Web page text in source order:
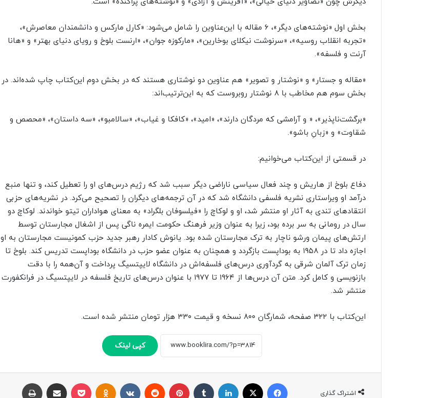
بخش اول «نوشته‌های دیگر»، ۶ مقاله با این‌عناوین را شامل می‌شود: «کارل مارکس و دانشمندان معاصرش»،
«تجربه انقلاب روسیه»، «سرنوشت نیکلای بوخارین»، «مارکوزه جوان»، «ارنست بلوخ و رویای دنیای بهتر» و «هانا
آرنت و فلسفه».
«مقاله و جستار» و «نوشتار و تصویر» هم عناوین دو نوشتاری هستند که در بخش دوم این‌کتاب چاپ شده‌اند. در
بخش سوم هم مخاطب با ۸ نوشتار روبروست که به این‌ترتیب‌اند:
«برگشت‌ناپذیر»، « و آرامشی که مردگان دارند»، «امید»، «کافکا و غیاب»، «سالامبو»، «سه داستان»، «محصص و
شقاوت» و «زبانِ باشو».
در قسمتی از این‌کتاب می‌خوانیم:
دفاع بلوخ از هاریش و چند فعال سیاسی ناراضی دیگر سبب شد که رژیم درس‌های او را تعطیل کند، و تنها منبع
درآمد او ویراستاری نشریه فلسفی دانشگاه شد که در آن ترجمه‌های دیگران را تصحیح می‌کرد. در نشریه‌های حزبی
انتقادهای تندی به آثار او منتشر شد، او و لوکاچ را «فیلسوفان بلگراد» به معنای هواداران تیتو خواندند. لوکاچ دو
سال در رومانی به سر برده بود، زیرا به عنوان وزیر فرهنگ حکومت ایمره ناگی پس از اشغال مجارستان توسط
ارتش‌های پیمان ورشو ناچار به ترک مجارستان شده بود. یانوش کادار رهبر جدید حزب کمونیست مجارستان به او
اجازه داد تا در ۱۹۵۸ به بوداپست بازگردد و همچنان به عنوان عضو حزب در دانشگاه بوداپست تدریس کند. بلوخ تا
زمان ترک آلمان شرقی به گردآوری درس‌های فلسفه‌اش در دانشگاه لایپتسیگ پرداخت و آن‌همه را با دقت
بازنویسی و کامل کرد. متن آن درس‌ها از ۱۹۶۴ تا ۱۹۷۷ با عنوان درس‌های تاریخ فلسفه در لایپتسیگ در فرانکفورت
منتشر شد.
این‌کتاب با ۳۲۲ صفحه، شمارگان ۸۰۰ نسخه و قیمت ۳۳۰ هزار تومان منتشر شده است.
کپی لینک
اشتراک گذاری